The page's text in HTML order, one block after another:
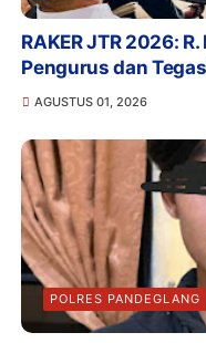
RAKER JTR 2026:
Pengurus dan
AGUSTUS 01, 2026
POLRES PANDEGLANG